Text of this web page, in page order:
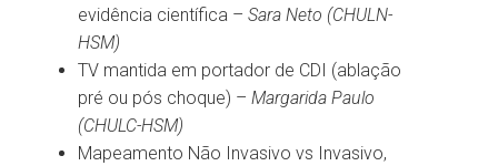
evidência científica – Sara Neto (CHULN-
HSM)
TV mantida em portador de CDI (ablação
pré ou pós choque) – Margarida Paulo
(CHULC-HSM)
Mapeamento Não Invasivo vs Invasivo,